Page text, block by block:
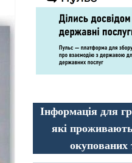
Інформація для
які
окупованих